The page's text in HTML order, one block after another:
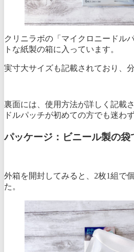
クリニラボの「マイクロニードル
トな紙製の箱に入っています。
実寸大サイズも記載されており、
裏面には、使用方法が詳しく記載
ドルパッチが初めての方でも迷わ
パッケージ：ビニール製の袋
外箱を開封してみると、2枚1組で
た。